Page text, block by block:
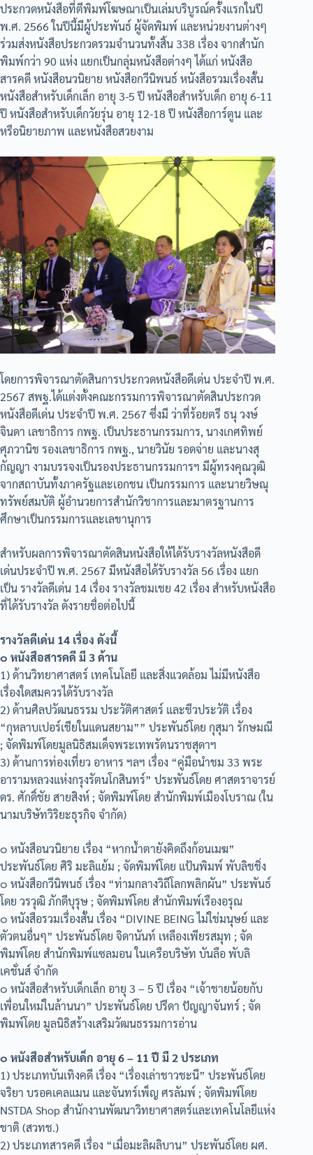
ประกวดหนังสือที่ตีพิมพ์โฆษณาเป็นเล่มบริบูรณ์ครั้งแรกในปี
พ.ศ. 2566 ในปีนี้มีผู้ประพันธ์ ผู้จัดพิมพ์ และหน่วยงานต่างๆ
ร่วมส่งหนังสือประกวดรวมจำนวนทั้งสิ้น 338 เรื่อง จากสำนัก
พิมพ์กว่า 90 แห่ง แยกเป็นกลุ่มหนังสือต่างๆ ได้แก่ หนังสือ
สารคดี หนังสือนวนิยาย หนังสือกวีนิพนธ์ หนังสือรวมเรื่องสั้น
หนังสือสำหรับเด็กเล็ก อายุ 3-5 ปี หนังสือสำหรับเด็ก อายุ 6-11
ปี หนังสือสำหรับเด็กวัยรุ่น อายุ 12-18 ปี หนังสือการ์ตูน และ
หรือนิยายภาพ และหนังสือสวยงาม
โดยการพิจารณาตัดสินการประกวดหนังสือดีเด่น ประจำปี พ.ศ.
2567 สพฐ.ได้แต่งตั้งคณะกรรมการพิจารณาตัดสินประกวด
หนังสือดีเด่น ประจำปี พ.ศ. 2567 ซึ่งมี ว่าที่ร้อยตรี ธนุ วงษ์
จินดา เลขาธิการ กพฐ. เป็นประธานกรรมการ, นางเกศทิพย์
ศุภวานิช รองเลขาธิการ กพฐ., นายวินัย รอดจ่าย และนางสุ
กัญญา งามบรรจงเป็นรองประธานกรรมการฯ มีผู้ทรงคุณวุฒิ
จากสถาบันทั้งภาครัฐและเอกชน เป็นกรรมการ และนายวิษณุ
ทรัพย์สมบัติ ผู้อำนวยการสำนักวิชาการและมาตรฐานการ
ศึกษาเป็นกรรมการและเลขานุการ
สำหรับผลการพิจารณาตัดสินหนังสือให้ได้รับรางวัลหนังสือดี
เด่นประจำปี พ.ศ. 2567 มีหนังสือได้รับรางวัล 56 เรื่อง แยก
เป็น รางวัลดีเด่น 14 เรื่อง รางวัลชมเชย 42 เรื่อง สำหรับหนังสือ
ที่ได้รับรางวัล ดังรายชื่อต่อไปนี้
รางวัลดีเด่น 14 เรื่อง ดังนี้
๐ หนังสือสารคดี มี 3 ด้าน
1) ด้านวิทยาศาสตร์ เทคโนโลยี และสิ่งแวดล้อม ไม่มีหนังสือ
เรื่องใดสมควรได้รับรางวัล
2) ด้านศิลปวัฒนธรรม ประวัติศาสตร์ และชีวประวัติ เรื่อง
“กุหลาบเปอร์เชียในแดนสยาม”” ประพันธ์โดย กุสุมา รักษมณี
; จัดพิมพ์โดยมูลนิธิสมเด็จพระเทพรัตนราชสุดาฯ
3) ด้านการท่องเที่ยว อาหาร ฯลฯ เรื่อง “คู่มือนำชม 33 พระ
อารามหลวงแห่งกรุงรัตนโกสินทร์” ประพันธ์โดย ศาสตราจารย์
ดร. ศักดิ์ชัย สายสิงห์ ; จัดพิมพ์โดย สำนักพิมพ์เมืองโบราณ (ใน
นามบริษัทวิริยะธุรกิจ จำกัด)
๐ หนังสือนวนิยาย เรื่อง “หากน้ำตายังคิดถึงก้อนเมฆ”
ประพันธ์โดย ศิริ มะลิแย้ม ; จัดพิมพ์โดย แป้นพิมพ์ พับลิชชิ่ง
๐ หนังสือกวีนิพนธ์ เรื่อง “ท่ามกลางวิถีโลกพลิกผัน” ประพันธ์
โดย วรวุฒิ ภักดีบุรุษ ; จัดพิมพ์โดย สำนักพิมพ์เรืองอรุณ
๐ หนังสือรวมเรื่องสั้น เรื่อง “DIVINE BEING ไม่ใช่มนุษย์ และ
ตัวตนอื่นๆ” ประพันธ์โดย จิดานันท์ เหลืองเพียรสมุท ; จัด
พิมพ์โดย สำนักพิมพ์แซลมอน ในเครือบริษัท บันลือ พับลิ
เคชั่นส์ จำกัด
๐ หนังสือสำหรับเด็กเล็ก อายุ 3 – 5 ปี เรื่อง “เจ้าชายน้อยกับ
เพื่อนใหม่ในล้านนา” ประพันธ์โดย ปรีดา ปัญญาจันทร์ ; จัด
พิมพ์โดย มูลนิธิสร้างเสริมวัฒนธรรมการอ่าน
๐ หนังสือสำหรับเด็ก อายุ 6 – 11 ปี มี 2 ประเภท
1) ประเภทบันเทิงคดี เรื่อง “เรื่องเล่าชาวชะนี” ประพันธ์โดย
จริยา บรอคเคลแมน และจันทร์เพ็ญ ศรลัมพ์ ; จัดพิมพ์โดย
NSTDA Shop สำนักงานพัฒนาวิทยาศาสตร์และเทคโนโลยีแห่ง
ชาติ (สวทช.)
2) ประเภทสารคดี เรื่อง “เมื่อมะลิผลิบาน” ประพันธ์โดย ผศ.